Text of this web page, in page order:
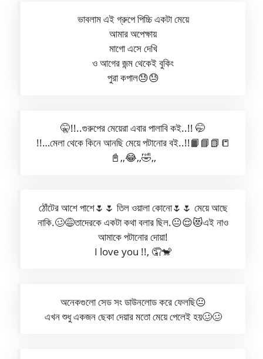
ভাবলাম এই গ্রুপে পিচ্চি একটা মেয়ে
আমার অপেক্ষায়
মাগো এসে দেখি
ও আগের জন্ম থেকেই বুকিং
পুরা কপাল😓😓
🤫!!..গুরুপের মেয়েরা এবার পালাবি কই..!! 🤭
!!…মেলা থেকে কিনে আনছি মেয়ে পটানোর বই..!!📙📘📗📒
📓,,😂,,🤣,,
ঠোঁটের আশে পাশে🌷🌷 তিল ওয়ালা কোনো🌷🌷 মেয়ে আছে
নাকি.🥴😅তাদেরকে একটা কথা বলার ছিল.😐😌😻এই নাও
আমাকে পটানোর দোয়া!
I love you !!, 🤦‍🐒
অনেকগুলো সেড সং ডাউনলোড করে ফেলছি😐
এখন শুধু একজন ছেকা দেয়ার মতো মেয়ে পেলেই হয়🥴🥴